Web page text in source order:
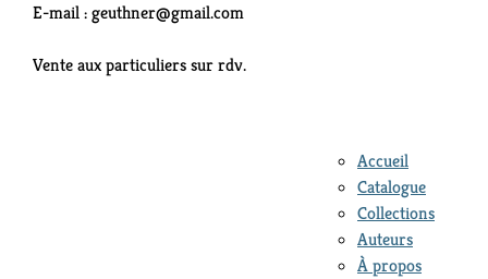
E-mail : geuthner@gmail.com
Vente aux particuliers sur rdv.
Accueil
Catalogue
Collections
Auteurs
À propos